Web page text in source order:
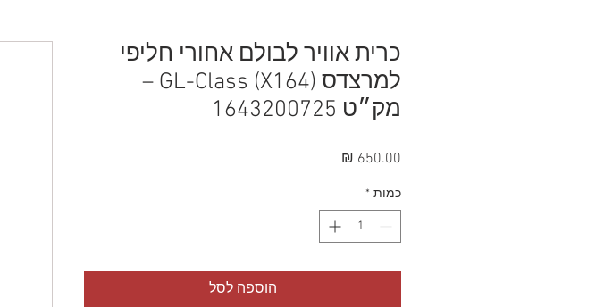
כרית אוויר לבולם אחורי חליפי
למרצדס GL-Class (X164) –
מק״ט 1643200725
כמות *
הוספה לסל